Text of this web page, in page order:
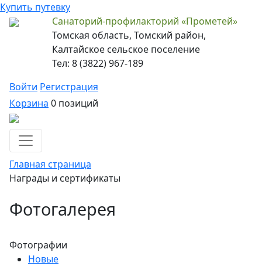
Купить путевку
Санаторий-профилакторий «Прометей»
Томская область, Томский район,
Калтайское сельское поселение
Тел: 8 (3822) 967-189
Войти Регистрация
Корзина 0 позиций
Главная страница
Награды и сертификаты
Фотогалерея
Фотографии
Новые